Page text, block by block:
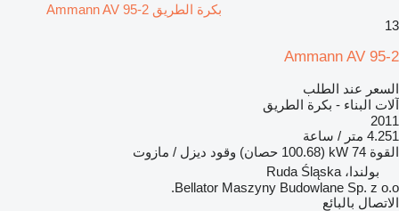
بكرة الطريق Ammann AV 95-2
13
Ammann AV 95-2
السعر عند الطلب
آلات البناء - بكرة الطريق
2011
4.251 متر / ساعة
القوة 74 kW (100.68 حصان) وقود ديزل / مازوت
بولندا، Ruda Śląska
Bellator Maszyny Budowlane Sp. z o.o.
الاتصال بالبائع